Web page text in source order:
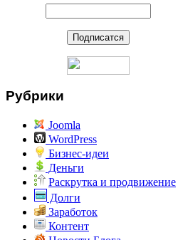
Рубрики
Joomla
WordPress
Бизнес-идеи
Деньги
Раскрутка и продвижение
Долги
Заработок
Контент